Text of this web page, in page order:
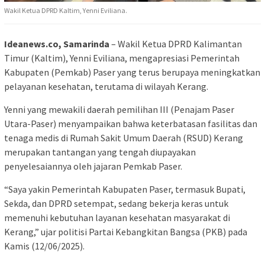
Wakil Ketua DPRD Kaltim, Yenni Eviliana.
Ideanews.co, Samarinda – Wakil Ketua DPRD Kalimantan
Timur (Kaltim), Yenni Eviliana, mengapresiasi Pemerintah
Kabupaten (Pemkab) Paser yang terus berupaya meningkatkan
pelayanan kesehatan, terutama di wilayah Kerang.
Yenni yang mewakili daerah pemilihan III (Penajam Paser
Utara-Paser) menyampaikan bahwa keterbatasan fasilitas dan
tenaga medis di Rumah Sakit Umum Daerah (RSUD) Kerang
merupakan tantangan yang tengah diupayakan
penyelesaiannya oleh jajaran Pemkab Paser.
“Saya yakin Pemerintah Kabupaten Paser, termasuk Bupati,
Sekda, dan DPRD setempat, sedang bekerja keras untuk
memenuhi kebutuhan layanan kesehatan masyarakat di
Kerang,” ujar politisi Partai Kebangkitan Bangsa (PKB) pada
Kamis (12/06/2025).